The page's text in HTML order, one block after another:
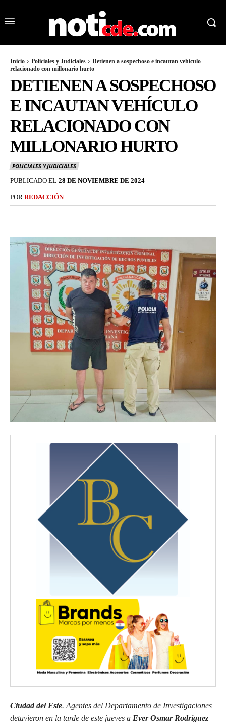
Inicio Policiales y Judiciales
Detienen a sospechoso e incautan vehículo
relacionado con millonario hurto
DETIENEN A SOSPECHOSO
E INCAUTAN VEHÍCULO
RELACIONADO CON
MILLONARIO HURTO
POLICIALES Y JUDICIALES
PUBLICADO EL 28 DE NOVIEMBRE DE 2024
POR REDACCIÓN
Ciudad del Este. Agentes del Departamento de Investigaciones
detuvieron en la tarde de este jueves a Ever Osmar Rodríguez